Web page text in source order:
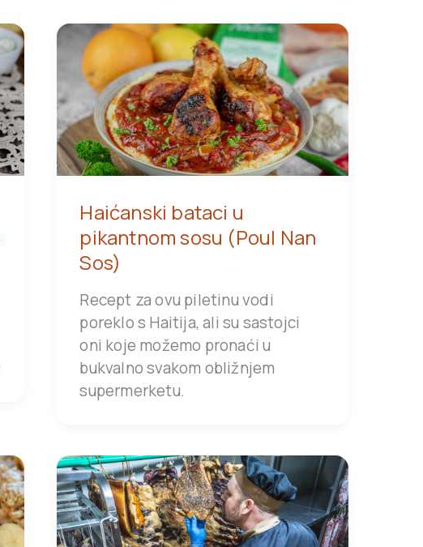
Haićanski bataci u
pikantnom sosu (Poul Nan
Sos)
Recept za ovu piletinu vodi
poreklo s Haitija, ali su sastojci
oni koje možemo pronaći u
bukvalno svakom obližnjem
supermerketu.